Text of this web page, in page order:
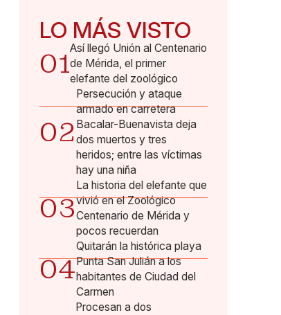
LO MÁS VISTO
01Así llegó Unión al Centenario
de Mérida, el primer
elefante del zoológico
02
Persecución y ataque
armado en carretera
Bacalar-Buenavista deja
dos muertos y tres
heridos; entre las víctimas
hay una niña
03
La historia del elefante que
vivió en el Zoológico
Centenario de Mérida y
pocos recuerdan
04
Quitarán la histórica playa
Punta San Julián a los
habitantes de Ciudad del
Carmen
Procesan a dos